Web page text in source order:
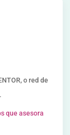
o red de
que asesora